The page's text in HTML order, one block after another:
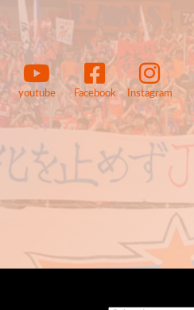
youtube Facebook Instagram